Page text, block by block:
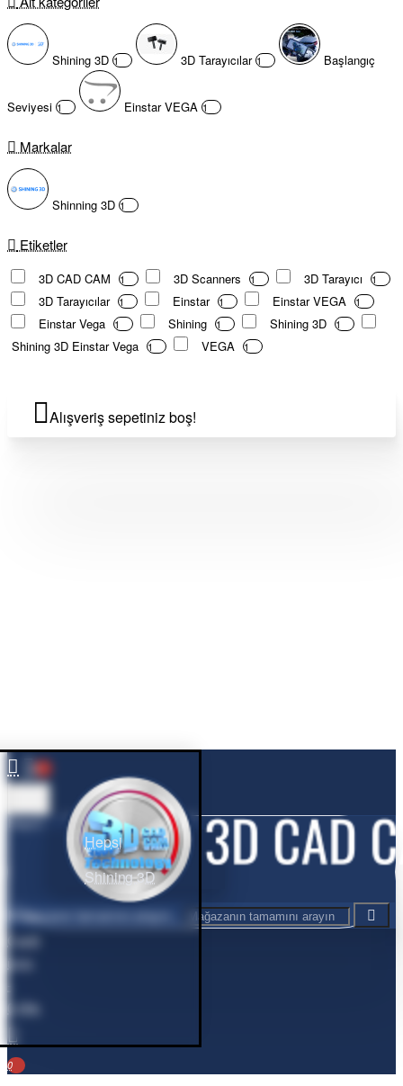
Shining 3D 1 3D Tarayıcılar 1 Başlangıç
Seviyesi 1 Einstar VEGA 1
Markalar
Shinning 3D 1
Etiketler
3D CAD CAM 1 3D Scanners 1 3D Tarayıcı 1
3D Tarayıcılar 1 Einstar 1 Einstar VEGA 1
Einstar Vega 1 Shining 1 Shining 3D 1
Shining 3D Einstar Vega 1 VEGA 1
Alışveriş sepetiniz boş!
0
Hepsi
Hepsi
Shining 3D
Mağazanın tamamını arayın...
Cart0
ürün
0,00₺
0